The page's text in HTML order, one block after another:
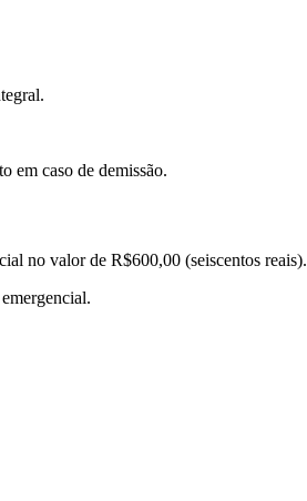
em caso de demissão.
no valor de R$600,00 (seiscentos reais).